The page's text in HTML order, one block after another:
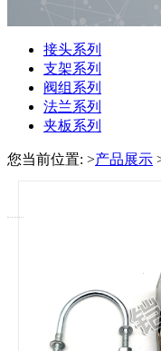
接头系列
支架系列
阀组系列
法兰系列
夹板系列
您当前位置: >产品展示